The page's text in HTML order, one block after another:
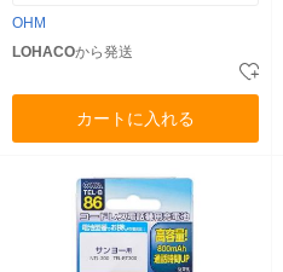
OHM
LOHACOから発送
カートに入れる